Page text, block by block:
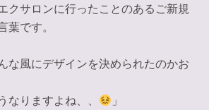
クサロンに行ったことのあるご新規
です。
な風にデザインを決められたのかお
なりますよね、、
」